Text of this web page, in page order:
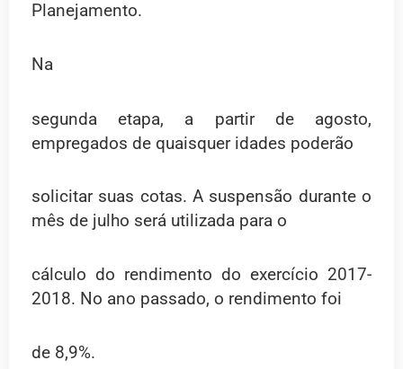
Planejamento.
Na
segunda etapa, a partir de agosto,
empregados de quaisquer idades poderão
solicitar suas cotas. A suspensão durante o
mês de julho será utilizada para o
cálculo do rendimento do exercício 2017-
2018. No ano passado, o rendimento foi
de 8,9%.